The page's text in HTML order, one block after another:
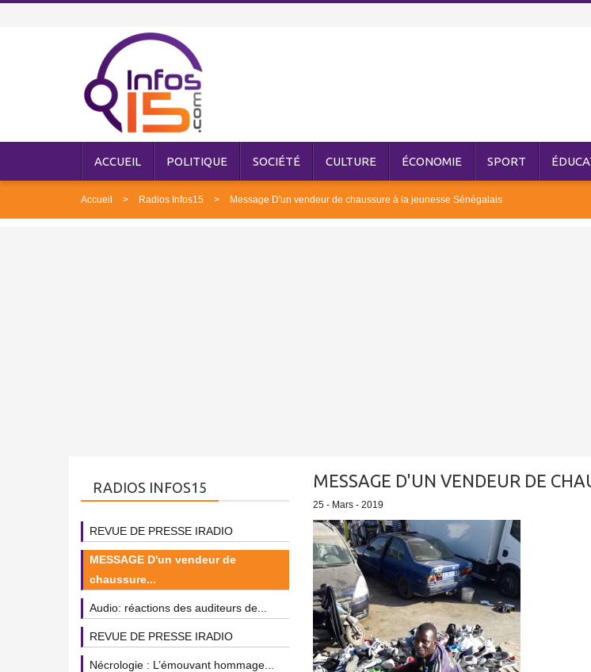
ACCUEIL POLITIQUE SOCIÉTÉ CULTURE ÉCONOMIE SPORT
Accueil Radios Infos15 Message D'un vendeur de chaussure à la jeunesse Sénégalais
MESSAGE D'UN VENDEUR DE
25 - Mars - 2019
RADIOS INFOS15
REVUE DE PRESSE IRADIO
MESSAGE D'un vendeur de
chaussure...
Audio: réactions des auditeurs de...
REVUE DE PRESSE IRADIO
Nécrologie : L’émouvant hommage...